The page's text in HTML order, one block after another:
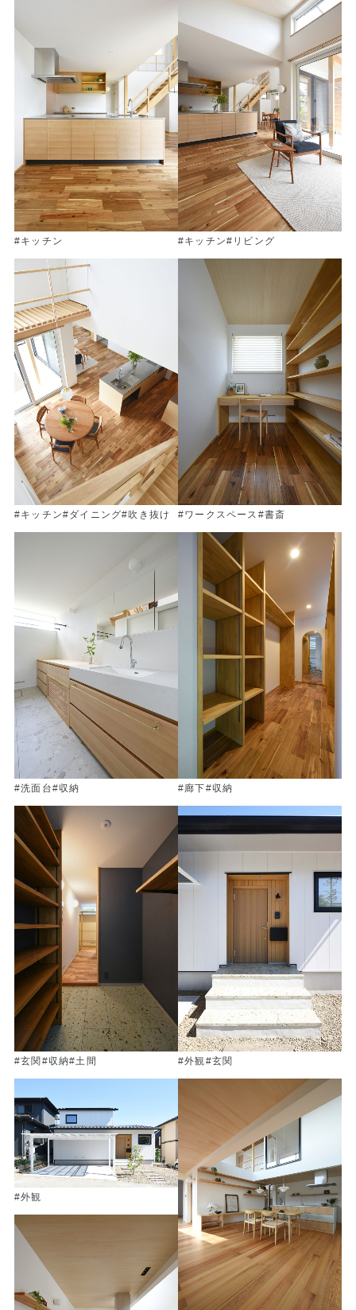
#キッチン #キッチン#リビング
#キッチン#ダイニング#吹き抜け #ワークスペース #書斎
#洗面台#収納 #廊下#収納
#玄関 #収納#土間 #外観#玄関
#外観